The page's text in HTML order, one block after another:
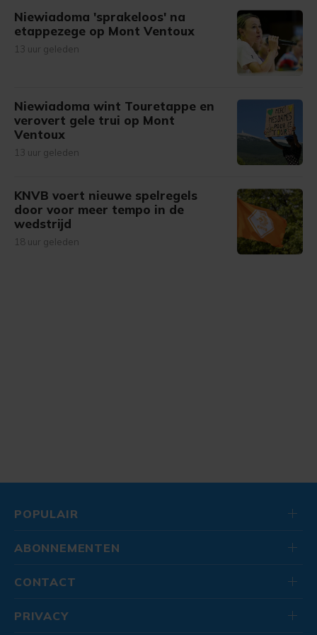
Niewiadoma 'sprakeloos' na
etappezege op Mont Ventoux
13 uur geleden
Niewiadoma wint Touretappe en
verovert gele trui op Mont
Ventoux
13 uur geleden
KNVB voert nieuwe spelregels
door voor meer tempo in de
wedstrijd
18 uur geleden
POPULAIR
ABONNEMENTEN
CONTACT
PRIVACY